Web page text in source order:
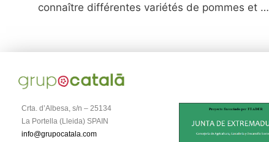
connaître différentes variétés de pommes et …
Crta. d’Albesa, s/n – 25134
La Portella (Lleida) SPAIN
info@grupocatala.com